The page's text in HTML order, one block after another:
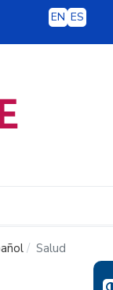
EN ES
Salud